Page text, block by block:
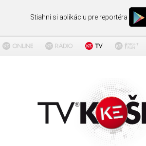
Stiahni si aplikáciu pre reportéra